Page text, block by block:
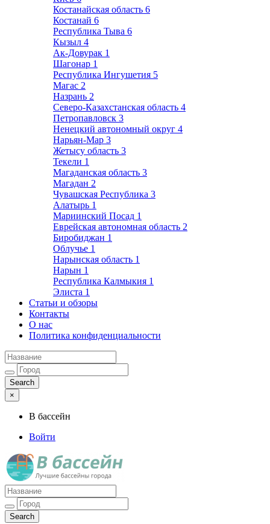
Костанайская область 6
Костанай 6
Республика Тыва 6
Кызыл 4
Ак-Довурак 1
Шагонар 1
Республика Ингушетия 5
Магас 2
Назрань 2
Северо-Казахстанская область 4
Петропавловск 3
Ненецкий автономный округ 4
Нарьян-Мар 3
Жетысу область 3
Текели 1
Магаданская область 3
Магадан 2
Чувашская Республика 3
Алатырь 1
Мариинский Посад 1
Еврейская автономная область 2
Биробиджан 1
Облучье 1
Нарынская область 1
Нарын 1
Республика Калмыкия 1
Элиста 1
Статьи и обзоры
Контакты
О нас
Политика конфиденциальности
×
В бассейн
Войти
Лучшие бассейны города